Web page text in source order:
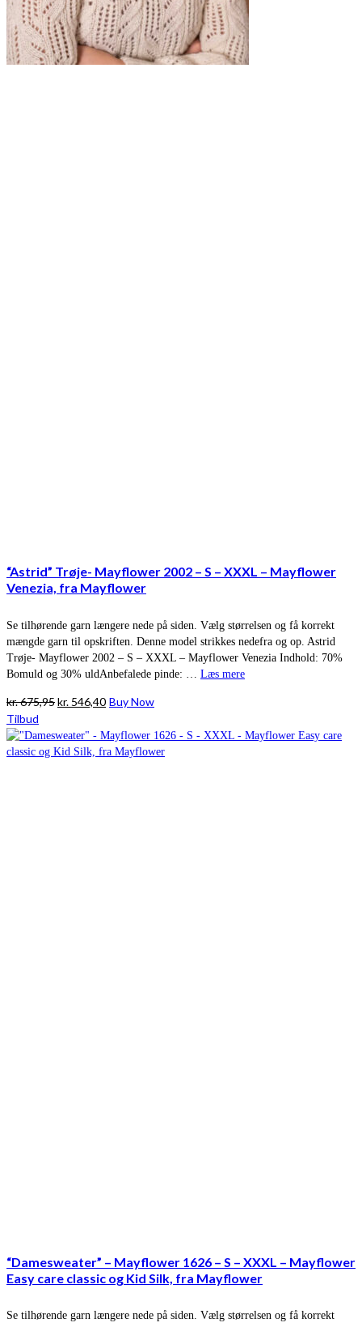
“Astrid” Trøje- Mayflower 2002 – S – XXXL – Mayflower
Venezia, fra Mayflower
Se tilhørende garn længere nede på siden. Vælg størrelsen og få korrekt
mængde garn til opskriften. Denne model strikkes nedefra og op. Astrid
Trøje- Mayflower 2002 – S – XXXL – Mayflower Venezia Indhold: 70%
Bomuld og 30% uldAnbefalede pinde: … Læs mere
kr.675,95Den
pris
var:
kr. 546,40Den
pris
er:
Buy Now
Tilbud
“Damesweater” – Mayflower 1626 – S – XXXL – Mayflower
Easy care classic og Kid Silk, fra Mayflower
Se tilhørende garn længere nede på siden. Vælg størrelsen og få korrekt